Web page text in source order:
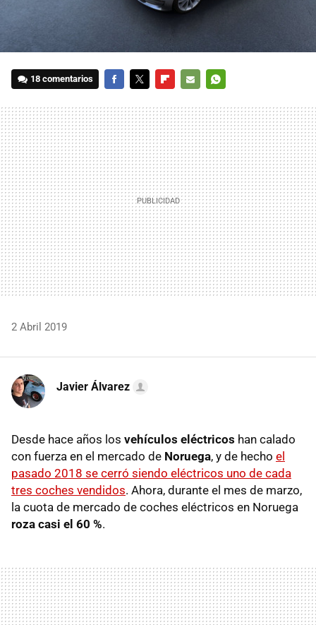
18 comentarios
MAIL
2 Abril 2019
Javier Álvarez
Desde hace años los vehículos eléctricos han calado
con fuerza en el mercado de Noruega, y de hecho el
pasado 2018 se cerró siendo eléctricos uno de cada
tres coches vendidos. Ahora, durante el mes de marzo,
la cuota de mercado de coches eléctricos en Noruega
roza casi el 60 %.